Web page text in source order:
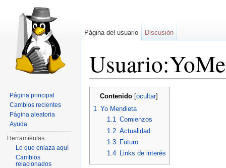
Contenido[ ocultar]
1 Yo Mendieta
1.1 Comienzos
1.2 Actualidad
1.3
Futuro
1.4
Links de interés
Página del usuario Discusión
Página principal
Cambios recientes
Página aleatoria
Ayuda
Herramientas
Lo que enlaza aquí
Cambios
relacionados